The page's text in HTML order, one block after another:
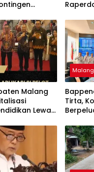
2026
Malang
Lewat
Malang
Tirta,
Minum